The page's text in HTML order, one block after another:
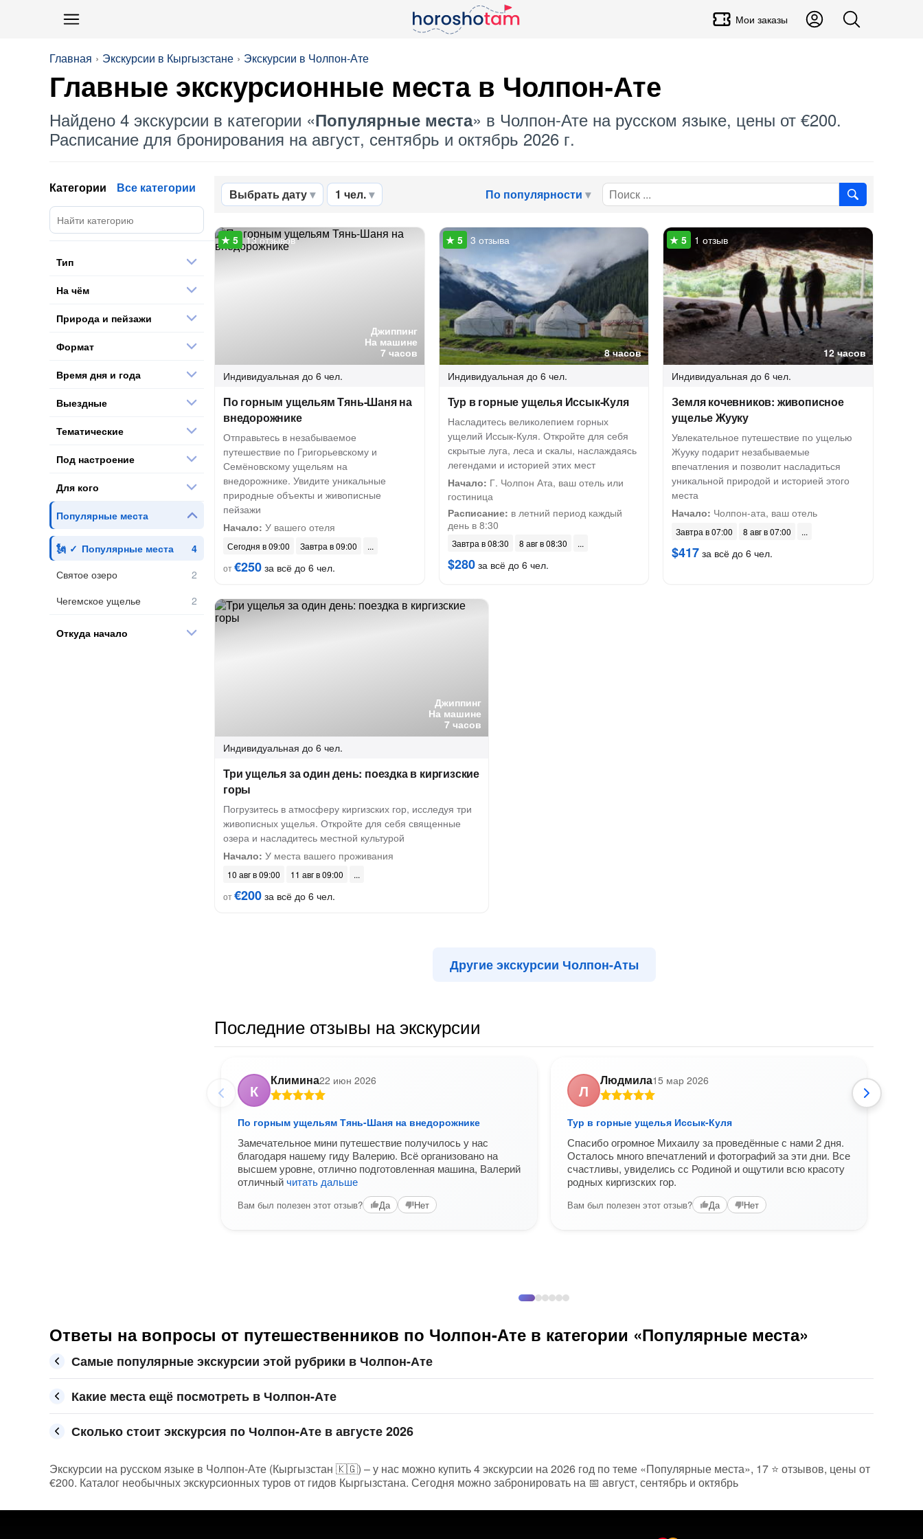
Мои заказы
Главная Экскурсии в Кыргызстане Экскурсии в Чолпон-Ате
Главные экскурсионные места в Чолпон-Ате
Найдено 4 экскурсии в категории «Популярные места» в Чолпон-Ате на русском языке, цены от €200.
Расписание для бронирования на август, сентябрь и октябрь 2026 г.
Выбрать дату 1 чел. По популярности
Джиппинг
На машине
7 часов
13 отзывов
Индивидуальная до 6 чел.
По горным ущельям Тянь-Шаня на
внедорожнике
Отправьтесь в незабываемое
путешествие по Григорьевскому и
Семёновскому ущельям на
внедорожнике. Увидите уникальные
природные объекты и живописные
пейзажи
Начало: У вашего отеля
Сегодня в 09:00
Завтра в 09:00
от€250 за всё до 6 чел.
8 часов
3 отзыва
Индивидуальная до 6 чел.
Тур в горные ущелья Иссык-Куля
Насладитесь великолепием горных
ущелий Иссык-Куля. Откройте для себя
скрытые луга, леса и скалы, наслаждаясь
легендами и историей этих мест
Начало: Г. Чолпон Ата, ваш отель или
гостиница
Расписание: в летний период каждый
день в 8:30
Завтра в 08:30 8 авг в 08:30
$280за всё до 6 чел.
12 часов
1 отзыв
Индивидуальная до 6 чел.
Земля кочевников: живописное
ущелье Жууку
Увлекательное путешествие по ущелью
Жууку подарит незабываемые
впечатления и позволит насладиться
уникальной природой и историей этого
места
Начало: Чолпон-ата, ваш отель
Завтра в 07:00 8 авг в 07:00
$417 за всё до 6 чел.
Джиппинг
На машине
7 часов
Индивидуальная до 6 чел.
Три ущелья за один день: поездка в киргизские
горы
Погрузитесь в атмосферу киргизских гор, исследуя три
живописных ущелья. Откройте для себя священные
озера и насладитесь местной культурой
Начало: У места вашего проживания
10 авг в 09:00
11 авг в 09:00
от€200 за всё до 6 чел.
Другие экскурсии Чолпон-Аты
Последние отзывы на экскурсии
К
Климина22 июн 2026
По горным ущельям Тянь-Шаня на внедорожнике
Замечательное мини путешествие получилось у нас
благодаря нашему гиду Валерию. Всё организовано на
высшем уровне, отлично подготовленная машина, Валерий
отличныйчитать дальше
Вам был полезен этот отзыв? Да Нет
Л
Людмила15 мар 2026
Тур в горные ущелья Иссык-Куля
Спасибо огромное Михаилу за проведённые с нами 2 дня.
Осталось много впечатлений и фотографий за эти дни. Все
счастливы, увиделись сс Родиной и ощутили всю красоту
родных киргизских гор.
Вам был полезен этот отзыв? Да Нет
Категории Все категории
Тип
На чём
Природа и пейзажи
Формат
Время дня и года
Выездные
Тематические
Под настроение
Для кого
Популярные места
Популярные места
Святое озеро
Чегемское ущелье
Откуда начало
Ответы на вопросы от путешественников по Чолпон-Ате в категории «Популярные места»
Самые популярные экскурсии этой рубрики в Чолпон-Ате
Какие места ещё посмотреть в Чолпон-Ате
Сколько стоит экскурсия по Чолпон-Ате в августе 2026
Экскурсии на русском языке в Чолпон-Ате (Кыргызстан 🇰🇬) – у нас можно купить 4 экскурсии на 2026 год по теме «Популярные места», 17 ⭐ отзывов, цены от
€200. Каталог необычных экскурсионных туров от гидов Кыргызстана. Сегодня можно забронировать на 📅 август, сентябрь и октябрь